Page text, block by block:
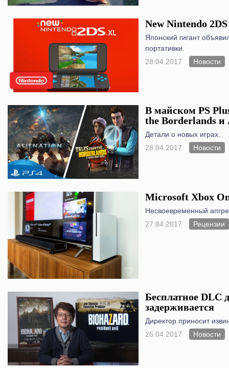
New Nintendo
Японский гигант
портативки.
28.04.2017
Новости
В майском PS
the Borderlands и
Детали о новых играх.
28.04.2017
Новости
Microsoft Xbox
Несвоевременный
27.04.2017
Рецензии
Бесплатное DLC
задерживается
Директор приносит
26.04.2017
Новости